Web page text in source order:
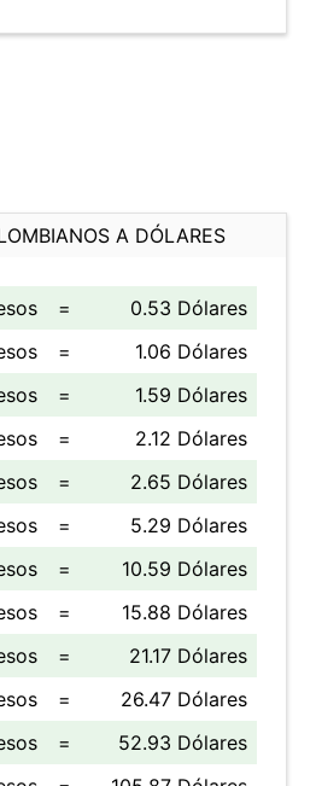
A DÓLARES
=
0.53 Dólares
=
1.06 Dólares
=
1.59 Dólares
=
2.12 Dólares
=
2.65 Dólares
=
5.29 Dólares
=
10.59 Dólares
=
15.88 Dólares
=
21.17 Dólares
=
26.47 Dólares
=
52.93 Dólares